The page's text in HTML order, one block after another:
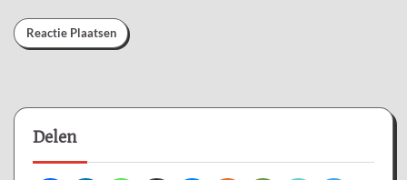
Delen